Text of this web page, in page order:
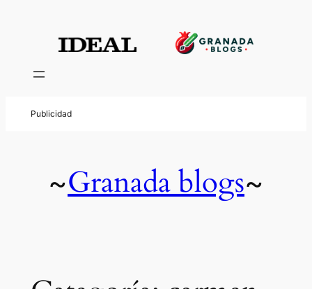
contenido
~Granada blogs~